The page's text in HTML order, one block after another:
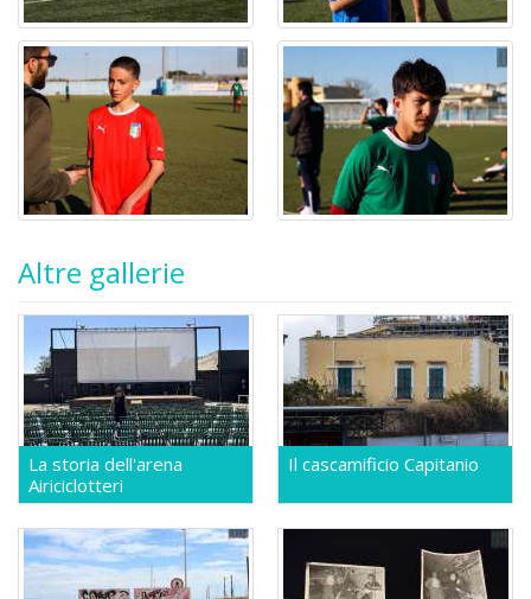
Altre gallerie
La storia dell'arena
Airiciclotteri
Il cascamificio Capitanio